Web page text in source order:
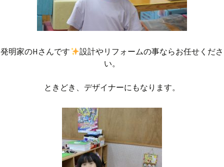
発明家のHさんです
設計やリフォームの事ならお任せくださ
い。
ときどき、デザイナーにもなります。